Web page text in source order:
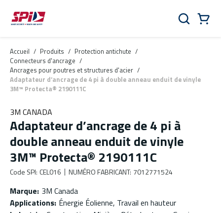
Aller au contenu principal
Skip to menu
Skip to footer
Rechercher
Accueil / Produits / Protection antichute /
Connecteurs d'ancrage /
Ancrages pour poutres et structures d'acier /
Adaptateur d’ancrage de 4 pi à double anneau enduit de vinyle
3M™ Protecta® 2190111C
3M CANADA
Adaptateur d’ancrage de 4 pi à
double anneau enduit de vinyle
3M™ Protecta® 2190111C
Code SPI: CEL016 NUMÉRO FABRICANT: 7012771524
Marque: 3M Canada
Applications: Énergie Éolienne, Travail en hauteur